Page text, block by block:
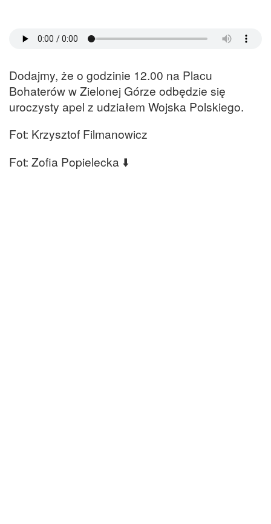
Dodajmy, że o godzinie 12.00 na Placu
Bohaterów w Zielonej Górze odbędzie się
uroczysty apel z udziałem Wojska Polskiego.
Fot: Krzysztof Filmanowicz
Fot: Zofia Popielecka ⬇️